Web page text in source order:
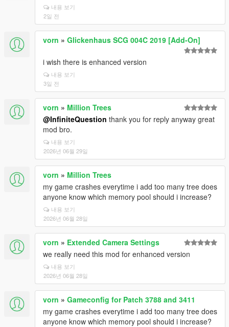
내용 보기
2일 전
vorn » Glickenhaus SCG 004C 2019 [Add-On]
i wish there is enhanced version
내용 보기
3일 전
vorn » Million Trees
@InfiniteQuestion thank you for reply anyway great
mod bro.
내용 보기
2026년 06월 29일
vorn » Million Trees
my game crashes everytime i add too many tree does
anyone know which memory pool should i increase?
내용 보기
2026년 06월 28일
vorn » Extended Camera Settings
we really need this mod for enhanced version
내용 보기
2026년 06월 28일
vorn » Gameconfig for Patch 3788 and 3411
my game crashes everytime i add too many tree does
anyone know which memory pool should i increase?